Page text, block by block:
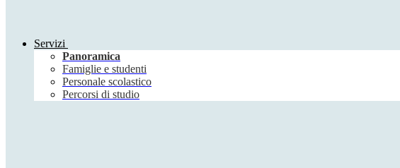
Servizi
Panoramica
Famiglie e studenti
Personale scolastico
Percorsi di studio